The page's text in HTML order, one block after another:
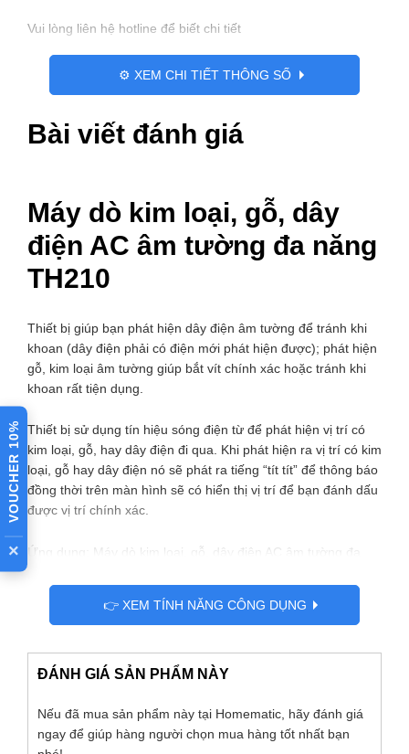
Bài viết đánh giá
Máy dò kim loại, gỗ, dây
điện AC âm tường đa năng
TH210
Thiết bị giúp bạn phát hiện dây điện âm tường để tránh khi
khoan (dây điện phải có điện mới phát hiện được); phát hiện
gỗ, kim loại âm tường giúp bắt vít chính xác hoặc tránh khi
khoan rất tiện dụng.
Thiết bị sử dụng tín hiệu sóng điện từ để phát hiện vị trí có
kim loại, gỗ, hay dây điện đi qua. Khi phát hiện ra vị trí có kim
loại, gỗ hay dây điện nó sẽ phát ra tiếng “tít tít” để thông báo
đồng thời trên màn hình sẽ có hiển thị vị trí để bạn đánh dấu
được vị trí chính xác.
Ứng dụng: Máy dò kim loại, gỗ, dây điện AC âm tường đa
lắp điện nước, an ninh..
[list icon=”ok”]
Chế độ dò gỗ: Phát hiện trong độ sâu khoảng 38mm
Chế độ dò dây điện AC: Phát hiện trong độ sâu khoảng
👉 XEM TÍNH NĂNG CÔNG DỤNG
ĐÁNH GIÁ SẢN PHẨM NÀY
Nếu đã mua sản phẩm này tại Homematic, hãy đánh giá
ngay để giúp hàng người chọn mua hàng tốt nhất bạn
Vui lòng liên hệ hotline để biết chi tiết
⚙️ XEM CHI TIẾT THÔNG SỐ
VOUCHER 10%
×